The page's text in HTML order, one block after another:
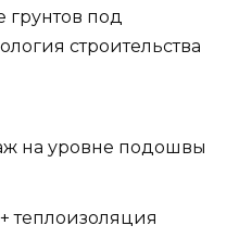
грунтов под
строительства
на уровне подошвы
теплоизоляция